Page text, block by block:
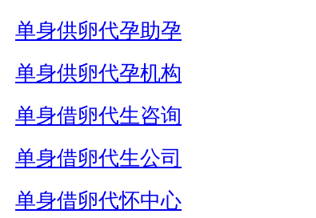
单身供卵代孕助孕
单身供卵代孕机构
单身借卵代生咨询
单身借卵代生公司
单身借卵代怀中心